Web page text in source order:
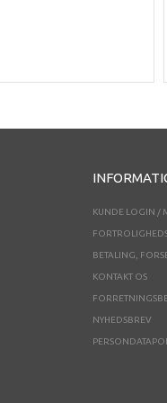
KUNDE LOGIN /
BETALING,
KONTAKT OS
NYHEDSBREV